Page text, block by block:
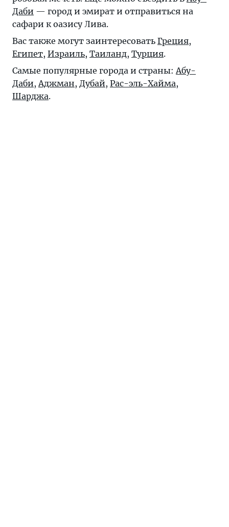
Даби — город и эмират и отправиться на
сафари к оазису Лива.
Вас также могут заинтересовать Греция,
Египет, Израиль, Таиланд, Турция.
Самые популярные города и страны:Абу-
Даби,Аджман, Дубай, Рас-эль-Хайма,
Шарджа.